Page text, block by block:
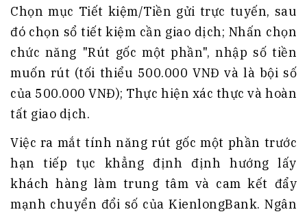
Chọn mục Tiết kiệm/Tiền gửi trực tuyến, sau
đó chọn sổ tiết kiệm cần giao dịch; Nhấn chọn
chức năng "Rút gốc một phần", nhập số tiền
muốn rút (tối thiểu 500.000 VNĐ và là bội số
của 500.000 VNĐ); Thực hiện xác thực và hoàn
tất giao dịch.
Việc ra mắt tính năng rút gốc một phần trước
hạn tiếp tục khẳng định định hướng lấy
khách hàng làm trung tâm và cam kết đẩy
mạnh chuyển đổi số của KienlongBank. Ngân